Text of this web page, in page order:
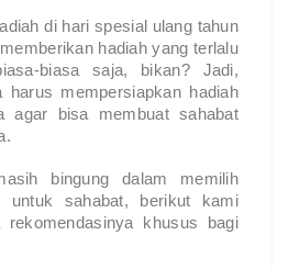
di hari spesial ulang tahun
hadiah yang terlalu
biasa saja, bikan? Jadi,
harus mempersiapkan hadiah
agar bisa membuat sahabat
bingung dalam memilih
untuk sahabat, berikut kami
rekomendasinya khusus bagi